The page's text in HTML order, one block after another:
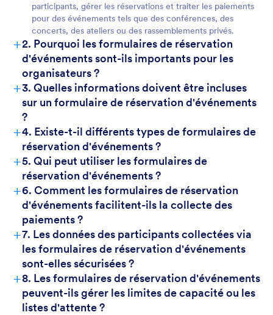
participants, gérer les réservations et traiter les paiements
pour des événements tels que des conférences, des
concerts, des ateliers ou des rassemblements privés.
+2. Pourquoi les formulaires de réservation
d'événements sont-ils importants pour les
organisateurs ?
+3. Quelles informations doivent être incluses
sur un formulaire de réservation d'événements
?
+4. Existe-t-il différents types de formulaires de
réservation d'événements ?
+5. Qui peut utiliser les formulaires de
réservation d'événements ?
+6. Comment les formulaires de réservation
d'événements facilitent-ils la collecte des
paiements ?
+7. Les données des participants collectées via
les formulaires de réservation d'événements
sont-elles sécurisées ?
+8. Les formulaires de réservation d'événements
peuvent-ils gérer les limites de capacité ou les
listes d'attente ?